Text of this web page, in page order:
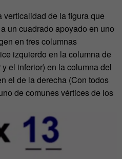
de la figura que
un cuadrado apoyado en uno
en tres columnas
izquierdo en la columna de
el inferior) en la columna del
el de la derecha (Con todos
de comunes vértices de los